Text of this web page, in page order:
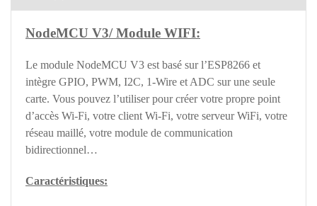
NodeMCU V3/ Module WIFI:
Le module NodeMCU V3 est basé sur l’ESP8266 et
intègre GPIO, PWM, I2C, 1-Wire et ADC sur une seule
carte. Vous pouvez l’utiliser pour créer votre propre point
d’accès Wi-Fi, votre client Wi-Fi, votre serveur WiFi, votre
réseau maillé, votre module de communication
bidirectionnel…
Caractéristiques: